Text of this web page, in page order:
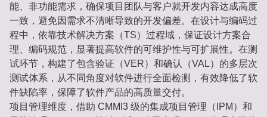
能、非功能需求，确保项目团队与客户就开发内容达成高度
一致，避免因需求不清晰导致的开发偏差。在设计与编码过
程中，依靠技术解决方案（TS）过程域，保证设计方案合
理、编码规范，显著提高软件的可维护性与可扩展性。在测
试环节，构建了包含验证（VER）和确认（VAL）的多层次
测试体系，从不同角度对软件进行全面检测，有效降低了软
件缺陷率，保障了软件产品的高质量交付。
项目管理维度，借助 CMMI3 级的集成项目管理（IPM）和